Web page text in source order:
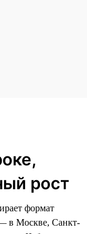
рост
формат
в Москве, Санкт-